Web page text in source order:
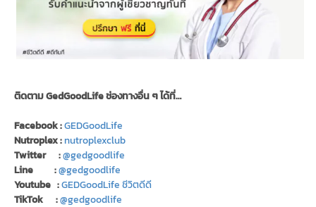
ติดตาม GedGoodLife ช่องทางอื่น ๆ ได้ที่…
Facebook :GEDGoodLife
Nutroplex :nutroplexclub
Twitter :@gedgoodlife
Line :@gedgoodlife
Youtube :GEDGoodLife ชีวิตดีดี
TikTok :@gedgoodlife